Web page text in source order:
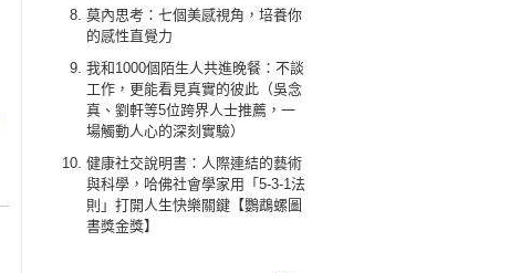
莫內思考：七個美感視角，培養你
的感性直覺力
我和1000個陌生人共進晚餐：不談
工作，更能看見真實的彼此（吳念
真、劉軒等5位跨界人士推薦，一
場觸動人心的深刻實驗）
健康社交說明書：人際連結的藝術
與科學，哈佛社會學家用「5-3-1法
則」打開人生快樂關鍵【鸚鵡螺圖
書獎金獎】